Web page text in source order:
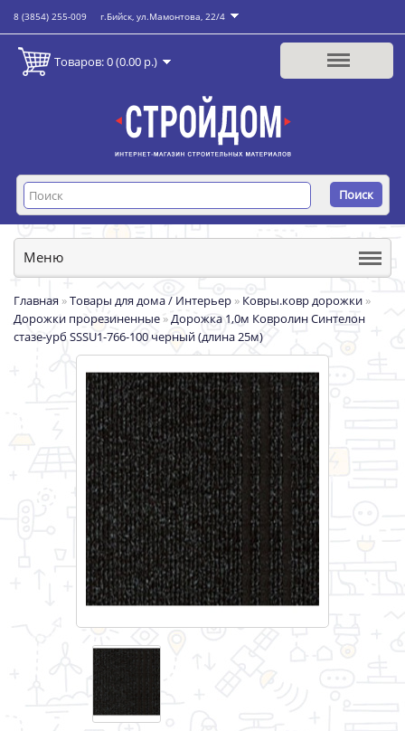
8 (3854) 255-009 г.Бийск, ул.Мамонтова, 22/4
Товаров: 0 (0.00 р.)
Поиск
Меню
Главная »Товары для дома / Интерьер » Ковры.ковр дорожки »
Дорожки прорезиненные »Дорожка 1,0м Ковролин Синтелон
стазе-урб SSSU1-766-100 черный (длина 25м)